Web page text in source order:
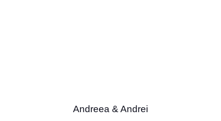
Andreea & Andrei